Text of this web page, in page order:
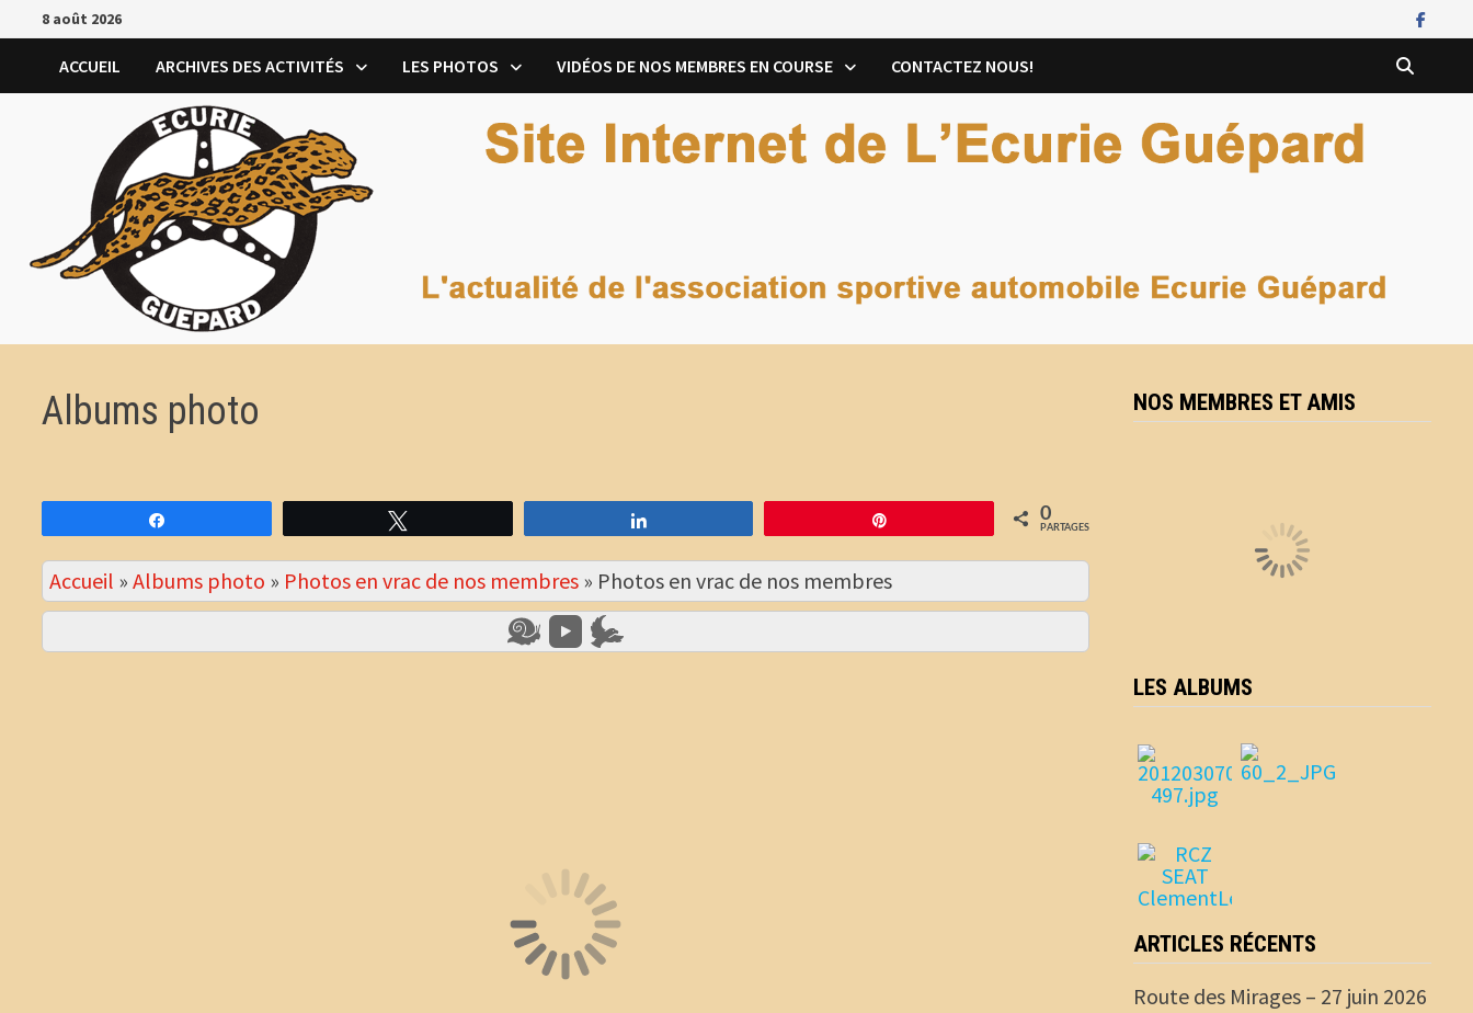
Passer
au
8 août 2026
ACCUEIL ARCHIVES DES ACTIVITÉS LES PHOTOS VIDÉOS DE NOS MEMBRES EN COURSE CONTACTEZ NOUS!
Albums photo
0
PARTAGES
Accueil »Albums photo » Photos en vrac de nos membres » Photos en vrac de nos membres
NOS MEMBRES ET AMIS
LES ALBUMS
ARTICLES RÉCENTS
Route des Mirages – 27 juin 2026